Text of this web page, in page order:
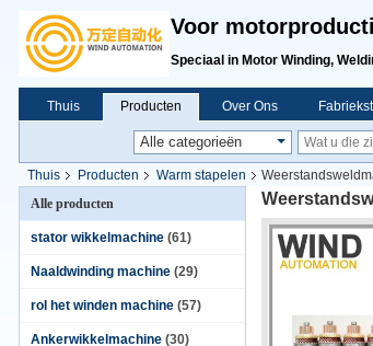
Voor
Speciaal in Motor Winding,
Thuis Producten Over Ons
Thuis Producten Warm stapelen
Alle producten
stator wikkelmachine (61)
Naaldwinding machine (29)
rol het winden machine (57)
Ankerwikkelmachine (30)